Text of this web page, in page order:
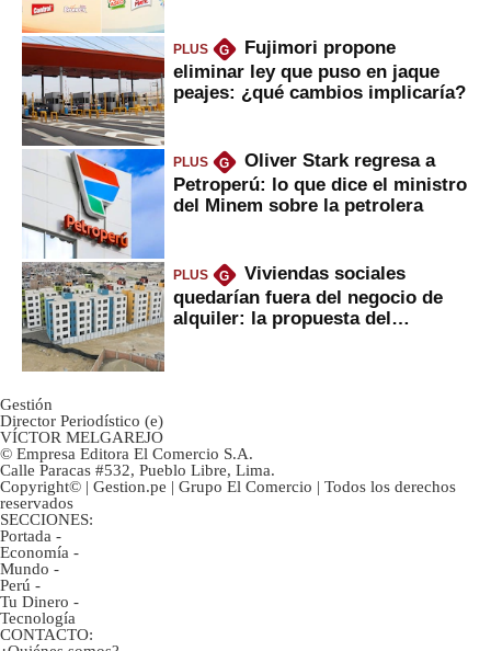
PLUS G
Fujimori propone
eliminar ley que puso en jaque
peajes: ¿qué cambios implicaría?
PLUS G
Oliver Stark regresa a
Petroperú: lo que dice el ministro
del Minem sobre la petrolera
PLUS G
Viviendas sociales
quedarían fuera del negocio de
alquiler: la propuesta del
Gestión
Director Periodístico (e)
VÍCTOR MELGAREJO
© Empresa Editora El Comercio S.A.
Calle Paracas #532, Pueblo Libre, Lima.
Copyright© | Gestion.pe | Grupo El Comercio | Todos los derechos
reservados
SECCIONES:
Portada -
Economía -
Mundo -
Perú -
Tu Dinero -
Tecnología
CONTACTO: